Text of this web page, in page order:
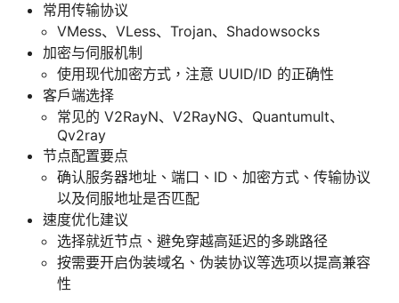
常用传输协议
VMess、VLess、Trojan、Shadowsocks
加密与伺服机制
使用现代加密方式，注意 UUID/ID 的正确性
客户端选择
常见的 V2RayN、V2RayNG、Quantumult、
Qv2ray
节点配置要点
确认服务器地址、端口、ID、加密方式、传输协议
以及伺服地址是否匹配
速度优化建议
选择就近节点、避免穿越高延迟的多跳路径
按需要开启伪装域名、伪装协议等选项以提高兼容
性